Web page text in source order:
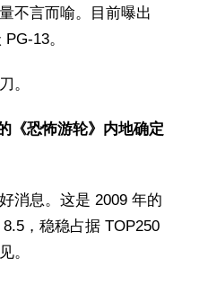
不言而喻。目前曝出
13。
。
《恐怖游轮》内地确定
消息。这是 2009 年的
，稳稳占据 TOP250
。